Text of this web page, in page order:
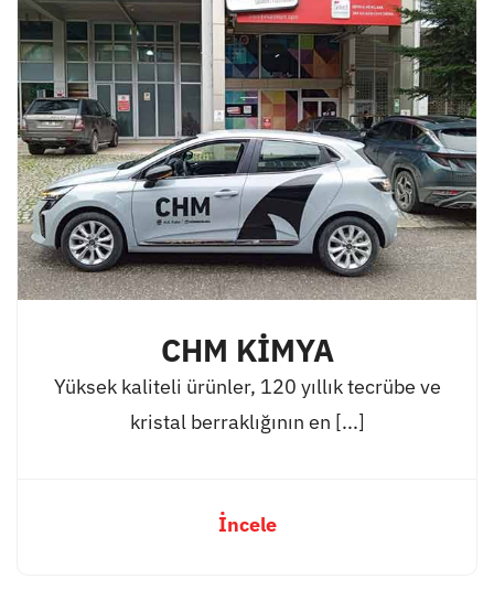
CHM KİMYA
Yüksek kaliteli ürünler, 120 yıllık tecrübe ve
kristal berraklığının en [...]
İncele